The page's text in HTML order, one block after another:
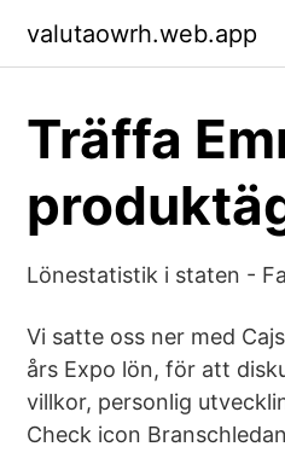
valutaowrh.web.app
Träffa
Lönestatistik i staten -
Vi satte oss ner med
års Expo lön, för att
villkor, personlig
Check icon